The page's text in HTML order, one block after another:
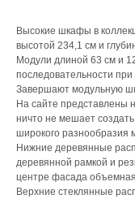
Высокие шкафы в
высотой 234,1 см и
Модули длиной 63 см и
последовательности
Завершают модульную
На сайте представлены
ничто не мешает
широкого разнообразия
Нижние деревянные
деревянной рамкой и
центре фасада
Верхние стеклянные